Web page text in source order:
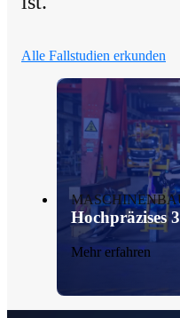
Alle Fallstudien erkunden
Hochpräzises
Mehr erfahren